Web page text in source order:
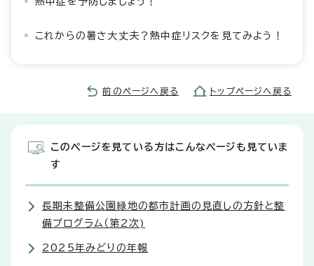
これからの暑さ大丈夫？熱中症リスクを見てみよう！
前のページへ戻る トップページへ戻る
このページを見ている方はこんなページも見ていま
す
長期未整備公園緑地の都市計画の見直しの方針と整
備プログラム（第2次)
2025年みどりの年報